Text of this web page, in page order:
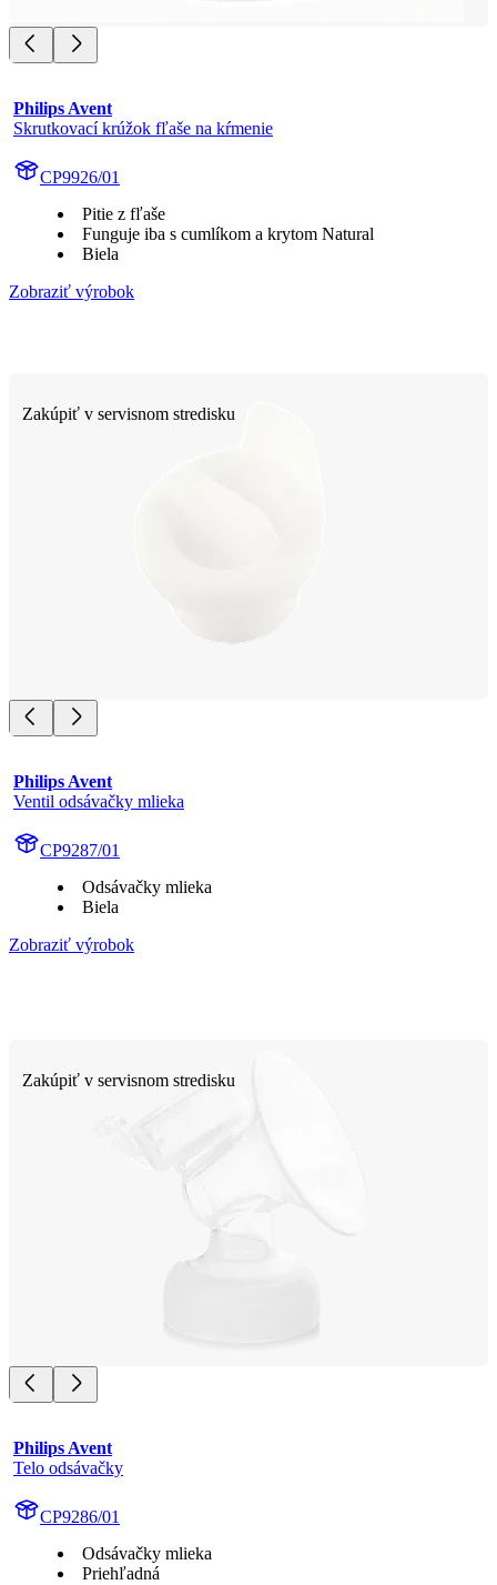
Philips Avent
Skrutkovací krúžok fľaše na kŕmenie
CP9926/01
Pitie z fľaše
Funguje iba s cumlíkom a krytom Natural
Biela
Zobraziť výrobok
Zakúpiť v servisnom stredisku
Philips Avent
Ventil odsávačky mlieka
CP9287/01
Odsávačky mlieka
Biela
Zobraziť výrobok
Zakúpiť v servisnom stredisku
Philips Avent
Telo odsávačky
CP9286/01
Odsávačky mlieka
Priehľadná